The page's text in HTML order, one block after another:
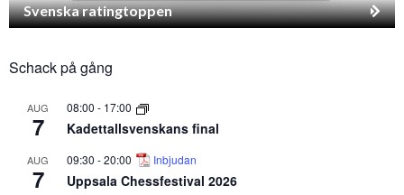
Svenska ratingtoppen
Schack på gång
AUG
7
08:00 - 17:00
Kadettallsvenskans final
AUG
7
09:30 -20:00 Inbjudan
Uppsala Chessfestival 2026